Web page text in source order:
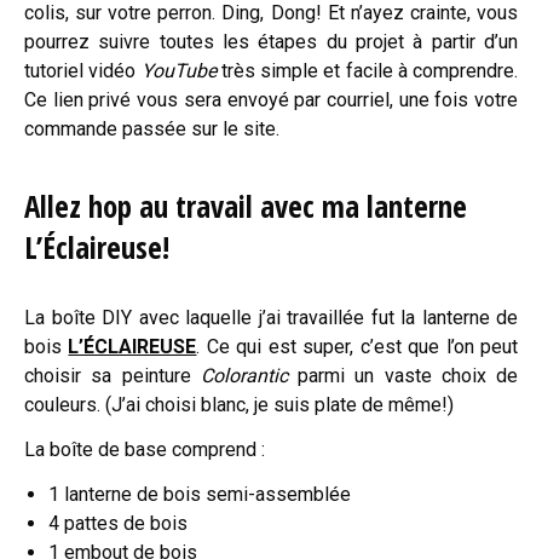
colis, sur votre perron. Ding, Dong! Et n’ayez crainte, vous
pourrez suivre toutes les étapes du projet à partir d’un
tutoriel vidéo YouTubetrès simple et facile à comprendre.
Ce lien privé vous sera envoyé par courriel, une fois votre
commande passée sur le site.
Allez hop au travail avec ma lanterne
L’Éclaireuse!
La boîte DIY avec laquelle j’ai travaillée fut la lanterne de
bois L’ÉCLAIREUSE. Ce qui est super, c’est que l’on peut
choisir sa peinture Coloranticparmi un vaste choix de
couleurs. (J’ai choisi blanc, je suis plate de même!)
La boîte de base comprend :
1 lanterne de bois semi-assemblée
4 pattes de bois
1 embout de bois